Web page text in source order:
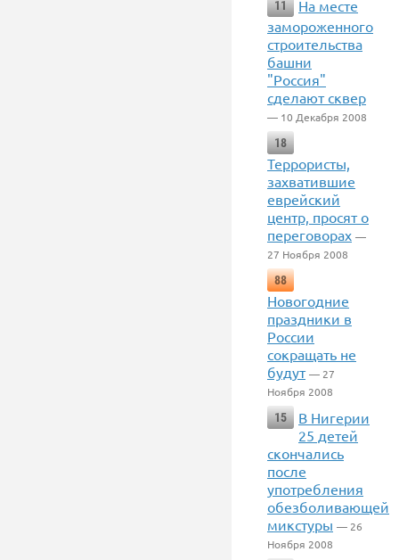
11
На месте
замороженного
строительства
башни
"Россия"
сделают сквер
— 10 Декабря 2008
18
Террористы,
захватившие
еврейский
центр, просят о
переговорах —
27 Ноября 2008
88
Новогодние
праздники в
России
сокращать не
будут — 27
Ноября 2008
15
В Нигерии
25 детей
скончались
после
употребления
обезболивающей
микстуры — 26
Ноября 2008